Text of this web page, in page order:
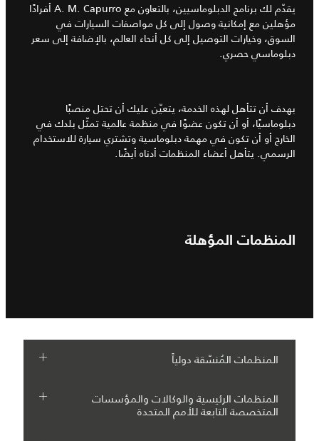
يقدّم لك برنامج الدبلوماسيين، بالتعاون مع A.‎ M.‎ Capurro أفرادًا
مؤهلين مع إمكانية وصول إلى كل مواصفات السيارات في
السوق، وخيارات التوصيل إلى كل أنحاء العالم، بالإضافة إلى سعر
دبلوماسي حصري.
بهدف أن تتأهل لهذه الخدمة، يتعيّن عليك أن تحتل منصبًا
دبلوماسيًا، أو أن تكون عضوًا في منظمة عالمية تمثّل بلدك في
الخارج أو أن تكون في مهمة دبلوماسية وتشتري سيارة للاستخدام
الرسمي. يتأهل أعضاء المنظمات أدناه أيضًا.
المنظمات المؤهلة
المنظمات المُنسّقة دولياً
المنظمات الرئيسية والوكالات والمؤسسات
المتخصصة التابعة للأمم المتحدة